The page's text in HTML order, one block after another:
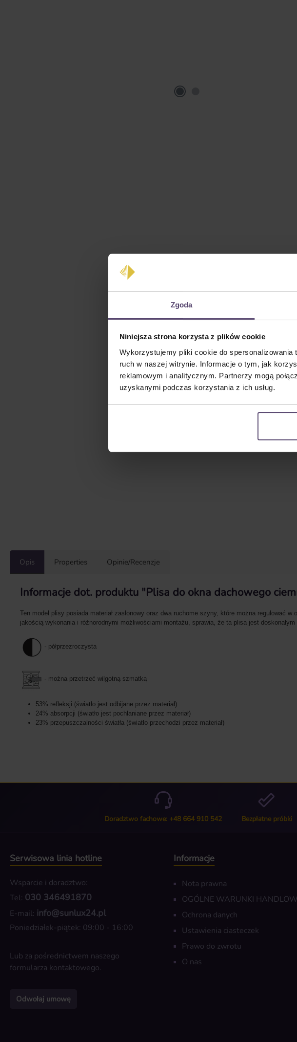
Zgoda
Niniejsza strona korzysta z plików cookie
Wykorzystujemy pliki cookie do
ruch w naszej witrynie. Informacje o tym, jak
reklamowym i analitycznym. Partnerzy mogą
uzyskanymi podczas korzystania z ich usług.
Opis Properties Opinie/Recenzje
Informacje dot. produktu "Plisa do okna dachowego
Ten model plisy posiada materiał zasłonowy oraz dwa ruchome szyny, które można regulować
jakością wykonania i różnorodnymi możliwościami montażu, sprawia, że ta plisa jest
- półprzezroczysta
- można przetrzeć wilgotną szmatką
53% refleksji (światło jest odbijane przez materiał)
24% absorpcji (światło jest pochłaniane przez materiał)
23% przepuszczalności światła (światło przechodzi przez materiał)
Doradztwo fachowe: +48 664 910 542 Bezpłatne próbki
Serwisowa linia hotline
Wsparcie i doradztwo:
Tel: 030 346491870
E-mail: info@sunlux24.pl
Poniedziałek-piątek: 09:00 - 16:00
Lub za pośrednictwem naszego
formularza kontaktowego.
Odwołaj umowę
Informacje
Nota prawna
OGÓLNE WARUNKI
Ochrona danych
Ustawienia ciasteczek
Prawo do zwrotu
O nas